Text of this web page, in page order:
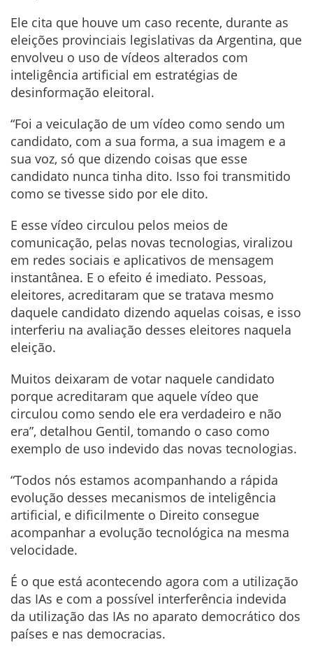
Ele cita que houve um caso recente, durante as
eleições provinciais legislativas da Argentina, que
envolveu o uso de vídeos alterados com
inteligência artificial em estratégias de
desinformação eleitoral.
“Foi a veiculação de um vídeo como sendo um
candidato, com a sua forma, a sua imagem e a
sua voz, só que dizendo coisas que esse
candidato nunca tinha dito. Isso foi transmitido
como se tivesse sido por ele dito.
E esse vídeo circulou pelos meios de
comunicação, pelas novas tecnologias, viralizou
em redes sociais e aplicativos de mensagem
instantânea. E o efeito é imediato. Pessoas,
eleitores, acreditaram que se tratava mesmo
daquele candidato dizendo aquelas coisas, e isso
interferiu na avaliação desses eleitores naquela
eleição.
Muitos deixaram de votar naquele candidato
porque acreditaram que aquele vídeo que
circulou como sendo ele era verdadeiro e não
era”, detalhou Gentil, tomando o caso como
exemplo de uso indevido das novas tecnologias.
“Todos nós estamos acompanhando a rápida
evolução desses mecanismos de inteligência
artificial, e dificilmente o Direito consegue
acompanhar a evolução tecnológica na mesma
velocidade.
É o que está acontecendo agora com a utilização
das IAs e com a possível interferência indevida
da utilização das IAs no aparato democrático dos
países e nas democracias.